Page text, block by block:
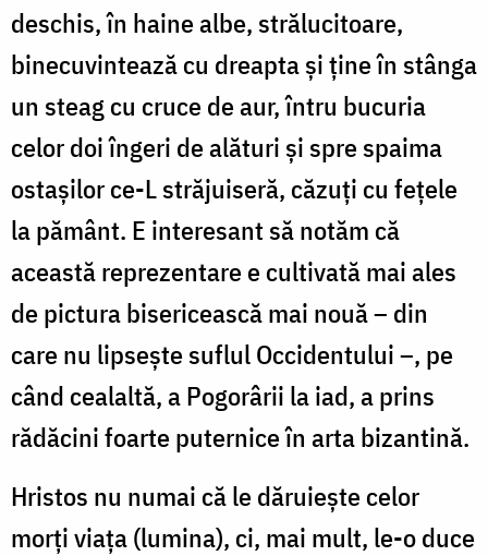
deschis, în haine albe, strălucitoare,
binecuvintează cu dreapta și ține în stânga
un steag cu cruce de aur, întru bucuria
celor doi îngeri de alături și spre spaima
ostașilor ce-L străjuiseră, căzuți cu fețele
la pământ. E interesant să notăm că
această reprezentare e cultivată mai ales
de pictura bisericească mai nouă – din
care nu lipsește suflul Occidentului–, pe
când cealaltă, a Pogorârii la iad, a prins
rădăcini foarte puternice în arta bizantină.
Hristos nu numai că le dăruiește celor
morți viața (lumina), ci, mai mult, le-o duce